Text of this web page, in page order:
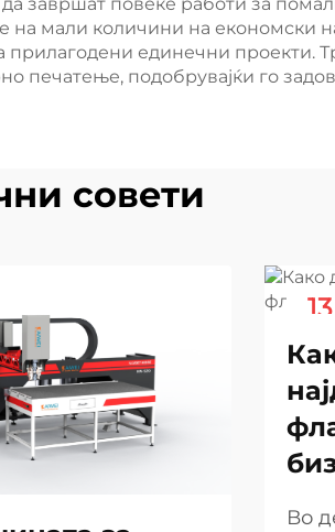
на мали количини на економски
единечни проекти.
печатење, подобрувајќи го
совети
13
Во